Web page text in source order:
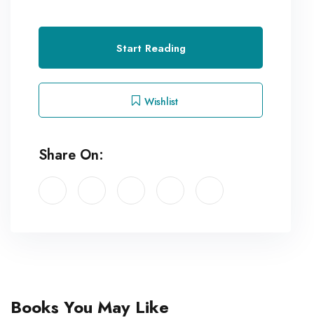
Start Reading
Wishlist
Share On:
Books You May Like